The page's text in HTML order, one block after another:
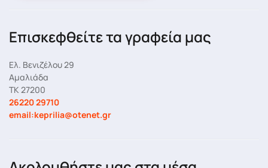
Επισκεφθείτε τα γραφεία μας
Ελ. Βενιζέλου 29
Αμαλιάδα
ΤΚ 27200
26220 29710
email:keprilia@otenet.gr